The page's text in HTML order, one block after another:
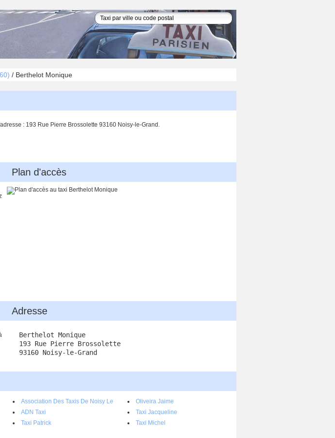
/ Berthelot Monique
: 193 Rue Pierre Brossolette 93160 Noisy-le-Grand.
Plan d'accès
Adresse
Berthelot Monique
193 Rue Pierre Brossolette
93160 Noisy-le-Grand
Association Des Taxis De Noisy Le
Grand Et Gournay - Bas Heurts
Oliveira Jaime
ADN Taxi
Taxi Jacqueline
Taxi Patrick Taxi Michel